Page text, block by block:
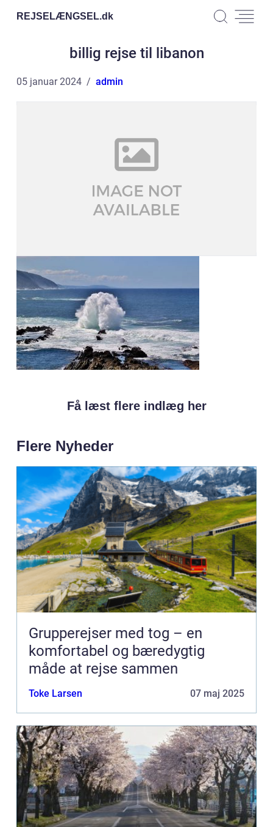
REJSELÆNGSEL.dk
billig rejse til libanon
05 januar 2024 admin
Få læst flere indlæg her
Flere Nyheder
Grupperejser med tog – en
komfortabel og bæredygtig
måde at rejse sammen
Toke Larsen 07 maj 2025